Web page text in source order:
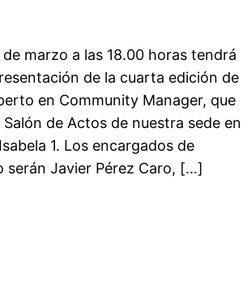
marzo a las 18.00 horas tendrá
de la cuarta edición de
en Community Manager, que
de Actos de nuestra sede en
1. Los encargados de
serán Javier Pérez Caro, […]